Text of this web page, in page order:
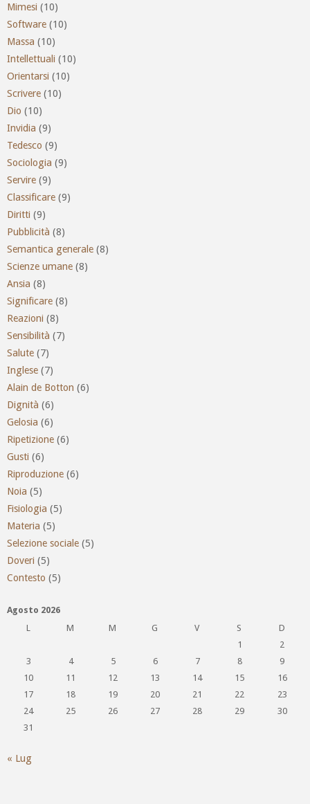
Mimesi (10)
Software (10)
Massa (10)
Intellettuali (10)
Orientarsi (10)
Scrivere (10)
Dio (10)
Invidia (9)
Tedesco (9)
Sociologia (9)
Servire (9)
Classificare (9)
Diritti (9)
Pubblicità (8)
Semantica generale (8)
Scienze umane (8)
Ansia (8)
Significare (8)
Reazioni (8)
Sensibilità (7)
Salute (7)
Inglese (7)
Alain de Botton (6)
Dignità (6)
Gelosia (6)
Ripetizione (6)
Gusti (6)
Riproduzione (6)
Noia (5)
Fisiologia (5)
Materia (5)
Selezione sociale (5)
Doveri (5)
Contesto (5)
Agosto 2026
L
M M G V S
D
1
2
3
4 5 6 7 8
9
10
11 12 13 14 15
16
17
18 19 20 21 22
23
24
25 26 27 28 29
30
31
« Lug